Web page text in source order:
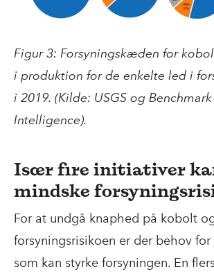
Figur 3: Forsyningskæden for
i produktion for de enkelte led i
i 2019. (Kilde: USGS og
Intelligence).
Især fire initiativer
mindske
For at undgå knaphed på kobolt
forsyningsrisikoen er der behov
som kan styrke forsyningen. En